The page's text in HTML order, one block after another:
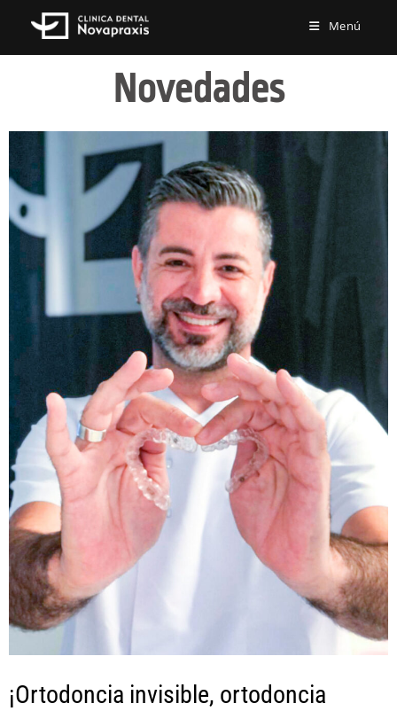
Menú
Novedades
¡Ortodoncia invisible, ortodoncia